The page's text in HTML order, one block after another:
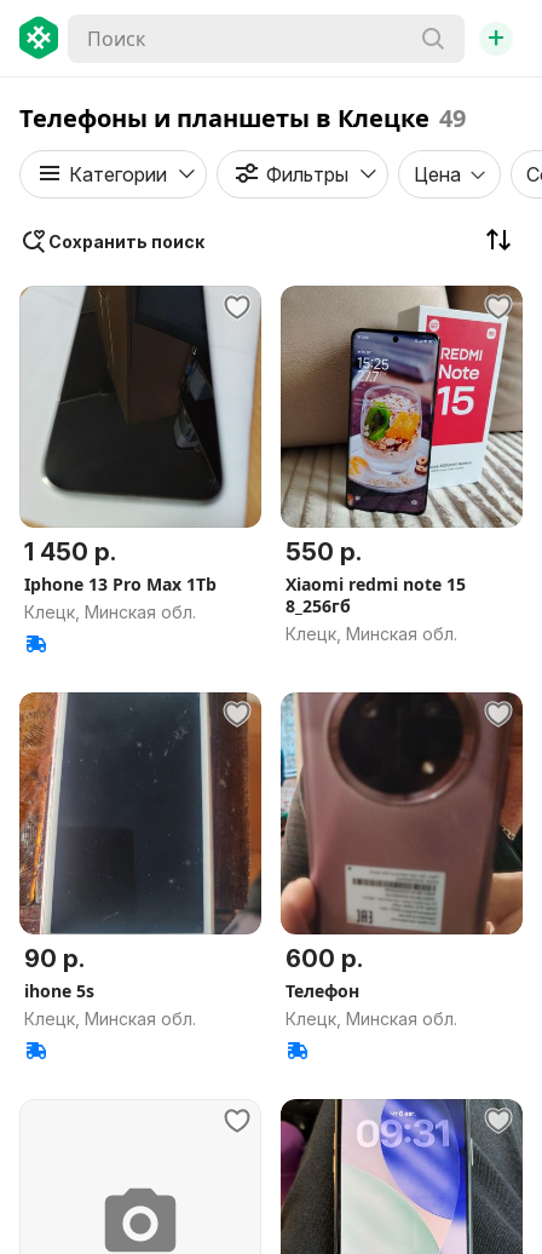
+
Телефоны и планшеты в Клецке 49
Категории Фильтры Цена
Сохранить поиск
1 450 р.
Iphone 13 Pro Max 1Tb
Клецк, Минская обл.
550 р.
Xiaomi redmi note 15
8_256гб
Клецк, Минская обл.
90 р.
ihone 5s
Клецк, Минская обл.
600 р.
Телефон
Клецк, Минская обл.